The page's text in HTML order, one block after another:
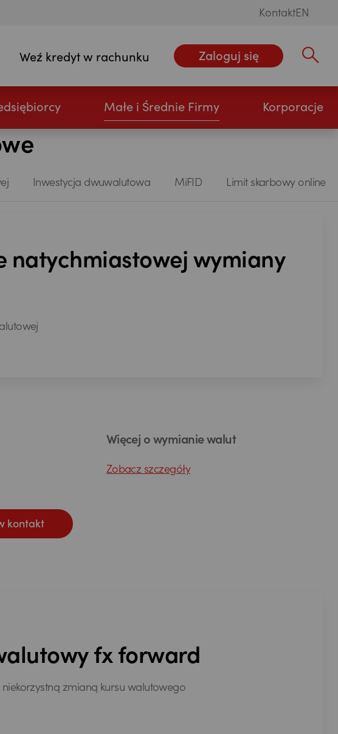
KontaktEN
Weź kredyt w rachunku
Otwórz konto
Zaloguj się Wpisz
Małe i Średnie Firmy Korporacje
Inwestycja dwuwalutowa MiFID Limit skarbowy online
natychmiastowej wymiany
Więcej o wymianie walut
Zobacz szczegóły
kontakt
fx forward
zmianą kursu walutowego